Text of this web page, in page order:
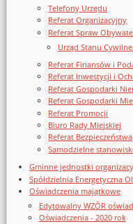
Telefony Urzędu
Referat Organizacyjny
Referat Spraw
Urząd Stanu
Referat Finansów i
Referat Inwestycji i
Referat Gospodarki
Referat Gospodarki
Referat Promocji
Biuro Rady Miejskiej
Referat Bezpieczeństwa
Samodzielne
Gminne jednostki
Spółdzielnia Energetyczna
Oświadczenia majątkowe
Edytowalny WZÓR
Oświadczenia - 2020 rok